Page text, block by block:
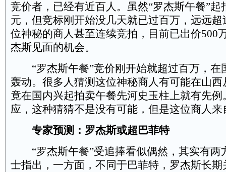
竞价者，已经有近百人。虽然“罗杰斯午餐”起
元，但竞标刚开始没几天就已过百万，远远
位神秘的商人甚至连续竞拍，目前已出价500
杰斯见面的机会。
“罗杰斯午餐”竞价刚开始就超过百万，在
轰动。很多人猜测这位神秘商人有可能在山
竟在国内兴起拍卖午餐先河史玉柱上就有先
应，这种猜猜不是没有可能，但是这位商人
专家预测：罗杰斯或超巴菲特
“罗杰斯午餐”受追捧看似偶然，其实有两
士指出，一方面，不同于巴菲特，罗杰斯长